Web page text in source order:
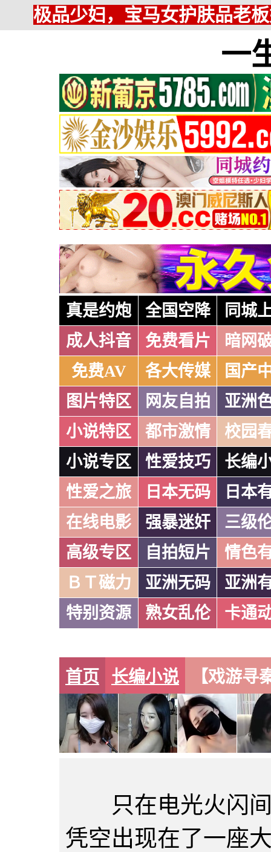
极品少妇，宝马女护肤品老
一
真是约炮 全国空降
同城
成人抖音
免费看片
暗网
免费AV
各大传媒
国产
图片特区
网友自拍
亚洲
小说特区
都市激情
校园
小说专区
性爱技巧
长编
性爱之旅
日本无码
日本
在线电影
强暴迷奸
三级
高级专区
自拍短片
情色
ＢＴ磁力
亚洲无码
亚洲
特别资源
熟女乱伦 卡通
首页 长编小说 【戏游寻
只在电光火闪间
凭空出现在了一座